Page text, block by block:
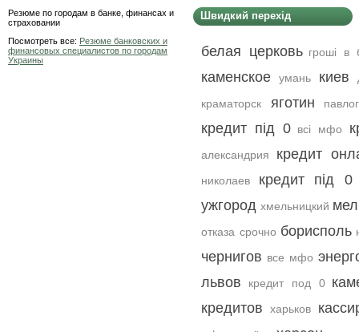
Резюме по городам в банке, финансах и
страховании
Посмотреть все: Резюме банковских и
финансовых специалистов по городам
Украины
Швидкий перехід
белая церковь гроші в
каменское умань киев
краматорск
яготин
кредит під 0 всі мфо
александрия кредит
николаев
кредит під 0
ужгород хмельницкий
отказа срочно борисполь
чернигов все мфо
львов
кредит под 0
кредитов
харьков